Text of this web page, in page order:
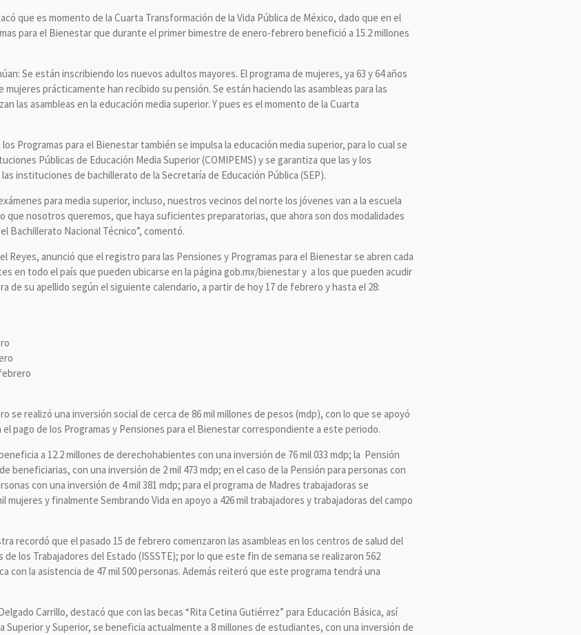
que es momento de la Cuarta Transformación de la Vida Pública de México, dado que en el
para el Bienestar que durante el primer bimestre de enero-febrero benefició a 15.2 millones
Se están inscribiendo los nuevos adultos mayores. El programa de mujeres, ya 63 y 64 años
prácticamente han recibido su pensión. Se están haciendo las asambleas para las
las asambleas en la educación media superior. Y pues es el momento de la Cuarta
Programas para el Bienestar también se impulsa la educación media superior, para lo cual se
Públicas de Educación Media Superior (COMIPEMS) y se garantiza que las y los
instituciones de bachillerato de la Secretaría de Educación Pública (SEP).
para media superior, incluso, nuestros vecinos del norte los jóvenes van a la escuela
que nosotros queremos, que haya suficientes preparatorias, que ahora son dos modalidades
Bachillerato Nacional Técnico”, comentó.
Reyes, anunció que el registro para las Pensiones y Programas para el Bienestar se abren cada
en todo el país que pueden ubicarse en la página gob.mx/bienestar y a los que pueden acudir
de su apellido según el siguiente calendario, a partir de hoy 17 de febrero y hasta el 28:
realizó una inversión social de cerca de 86 mil millones de pesos (mdp), con lo que se apoyó
pago de los Programas y Pensiones para el Bienestar correspondiente a este periodo.
a 12.2 millones de derechohabientes con una inversión de 76 mil 033 mdp; la Pensión
beneficiarias, con una inversión de 2 mil 473 mdp; en el caso de la Pensión para personas con
con una inversión de 4 mil 381 mdp; para el programa de Madres trabajadoras se
mujeres y finalmente Sembrando Vida en apoyo a 426 mil trabajadores y trabajadoras del campo
recordó que el pasado 15 de febrero comenzaron las asambleas en los centros de salud del
los Trabajadores del Estado (ISSSTE); por lo que este fin de semana se realizaron 562
con la asistencia de 47 mil 500 personas. Además reiteró que este programa tendrá una
Carrillo, destacó que con las becas “Rita Cetina Gutiérrez” para Educación Básica, así
Superior y Superior, se beneficia actualmente a 8 millones de estudiantes, con una inversión de